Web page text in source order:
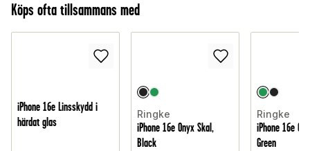
Köps ofta tillsammans med
iPhone 16e Linsskydd i
härdat glas
Ringke
iPhone 16e Onyx Skal,
Black
Ringke
iPhone 16e
Green